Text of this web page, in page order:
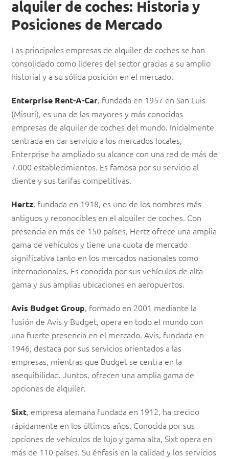
alquiler de coches: Historia y
Posiciones de Mercado
Las principales empresas de alquiler de coches se han
consolidado como líderes del sector gracias a su amplio
historial y a su sólida posición en el mercado.
Enterprise Rent-A-Car, fundada en 1957 en San Luis
(Misuri), es una de las mayores y más conocidas
empresas de alquiler de coches del mundo. Inicialmente
centrada en dar servicio a los mercados locales,
Enterprise ha ampliado su alcance con una red de más de
7.000 establecimientos. Es famosa por su servicio al
cliente y sus tarifas competitivas.
Hertz, fundada en 1918, es uno de los nombres más
antiguos y reconocibles en el alquiler de coches. Con
presencia en más de 150 países, Hertz ofrece una amplia
gama de vehículos y tiene una cuota de mercado
significativa tanto en los mercados nacionales como
internacionales. Es conocida por sus vehículos de alta
gama y sus amplias ubicaciones en aeropuertos.
Avis Budget Group, formado en 2001 mediante la
fusión de Avis y Budget, opera en todo el mundo con
una fuerte presencia en el mercado. Avis, fundada en
1946, destaca por sus servicios orientados a las
empresas, mientras que Budget se centra en la
asequibilidad. Juntos, ofrecen una amplia gama de
opciones de alquiler.
Sixt, empresa alemana fundada en 1912, ha crecido
rápidamente en los últimos años. Conocida por sus
opciones de vehículos de lujo y gama alta, Sixt opera en
más de 110 países. Su énfasis en la calidad y los servicios